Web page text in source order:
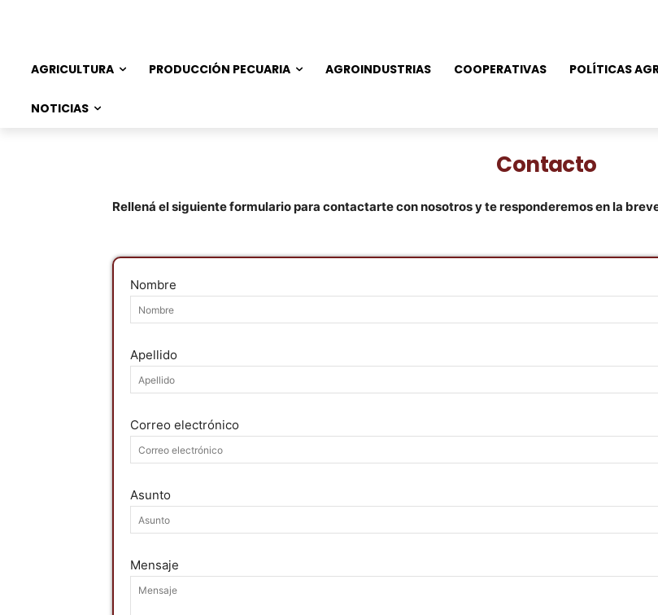
AGRICULTURA PRODUCCIÓN PECUARIA AGROINDUSTRIAS COOPERATIVAS POLÍTICAS
NOTICIAS
Contacto
Rellená el siguiente formulario para contactarte con nosotros y te responderemos en la
Nombre
Apellido
Correo electrónico
Asunto
Mensaje